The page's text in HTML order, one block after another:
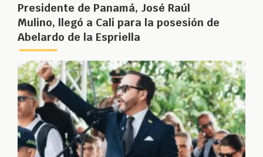
Presidente de Panamá, José Raúl
Mulino, llegó a Cali para la posesión de
Abelardo de la Espriella